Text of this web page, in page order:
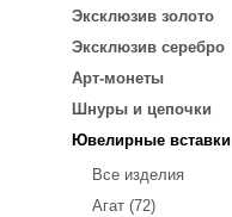
Эксклюзив золото
Эксклюзив серебро
Арт-монеты
Шнуры и цепочки
Ювелирные вставки
Все изделия
Агат (72)